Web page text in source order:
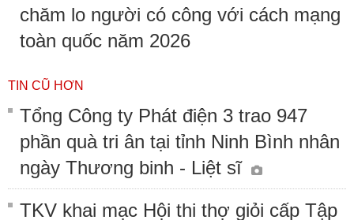
chăm lo người có công với cách mạng
toàn quốc năm 2026
TIN CŨ HƠN
Tổng Công ty Phát điện 3 trao 947
phần quà tri ân tại tỉnh Ninh Bình nhân
ngày Thương binh - Liệt sĩ
TKV khai mạc Hội thi thợ giỏi cấp Tập